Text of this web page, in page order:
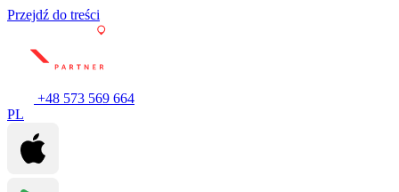
Przejdź do treści
+48 573 569 664
PL